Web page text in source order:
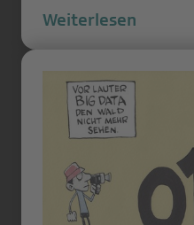
Weiterlesen